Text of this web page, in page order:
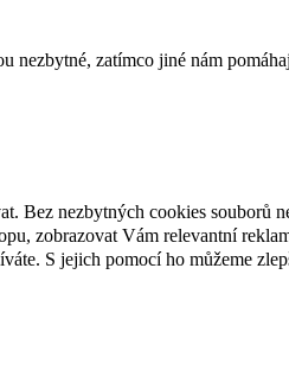
zatímco jiné nám
Bez nezbytných cookies souborů
zobrazovat Vám relevantní
S jejich pomocí ho můžeme